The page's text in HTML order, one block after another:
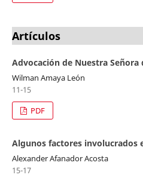
Artículos
Advocación de Nuestra Señora
Wilman Amaya León
11-15
PDF
Algunos factores involucrados
Alexander Afanador Acosta
15-17